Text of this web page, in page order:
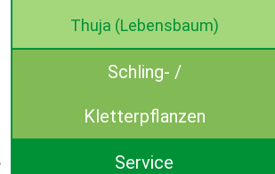
Thuja (Lebensbaum)
Schling- /
Kletterpflanzen
Service